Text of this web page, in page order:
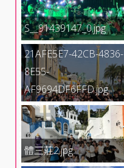
S__91439147_0.jpg
21AFE5E7-42CB-4836-
8E55-
AF9694DF6FFD.jpg
體三莊2.jpg